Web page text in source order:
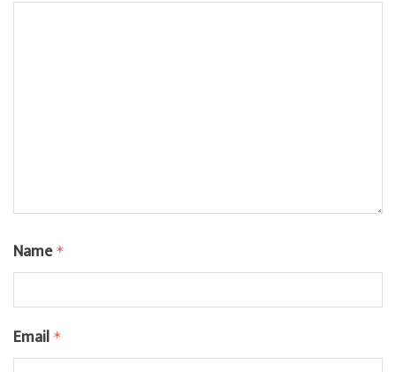
Name *
Email *